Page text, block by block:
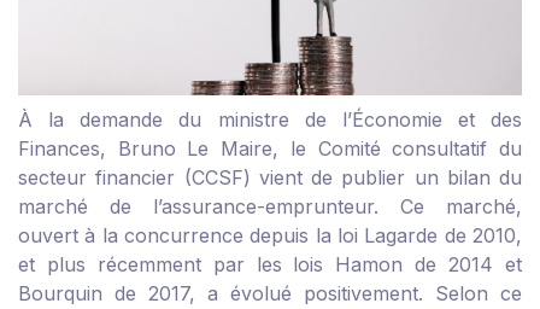
À la demande du ministre de l’Économie et des
Finances, Bruno Le Maire, le Comité consultatif du
secteur financier (CCSF) vient de publier un bilan du
marché de l’assurance-emprunteur. Ce marché,
ouvert à la concurrence depuis la loi Lagarde de 2010,
et plus récemment par les lois Hamon de 2014 et
Bourquin de 2017, a évolué positivement. Selon ce